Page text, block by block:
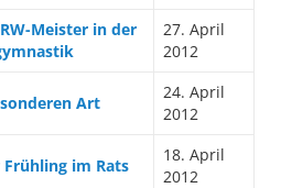
Meister in der
27. April
2012
Art
24. April
2012
im Rats
18. April
2012